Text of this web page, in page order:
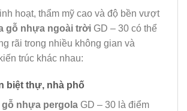
hoạt, thẩm mỹ cao và độ bền vượt
gỗ nhựa ngoài trời GD – 30 có thể
rãi trong nhiều không gian và
trúc khác nhau:
biệt thự, nhà phố
gỗ nhựa pergolaGD – 30 là điểm